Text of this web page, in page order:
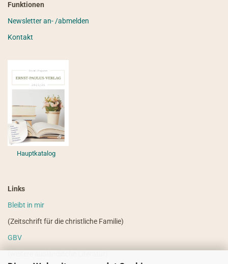
Funktionen
Newsletter an- /abmelden
Kontakt
Hauptkatalog
Links
Bleibt in mir
(Zeitschrift für die christliche Familie)
GBV